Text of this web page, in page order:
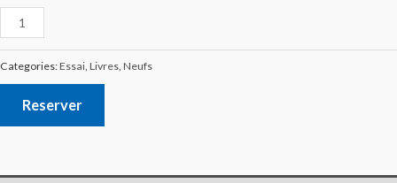
Categories:Essai Livres Neufs
Reserver